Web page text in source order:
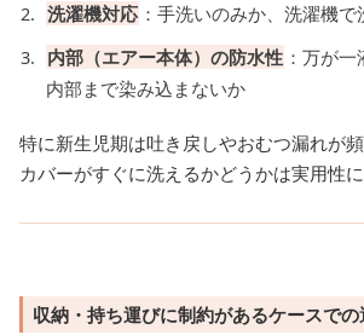
洗濯機対応 ：手洗いのみか、洗濯機で
内部（エアー本体）の防水性 ：万が
内部まで染み込まないか
特に新生児期は吐き戻しやおむつ漏れが頻
カバーがすぐに洗えるかどうかは実用性に
収納・持ち運びに制約があるケースで